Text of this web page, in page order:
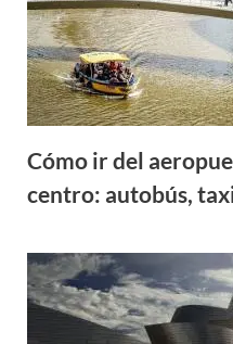
Cómo ir del
centro: autobús,